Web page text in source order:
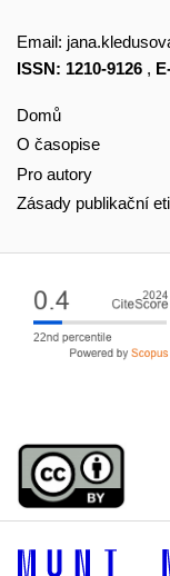
Email:
ISSN: 1210-9126 ,
Domů
O časopise
Pro autory
Zásady publikační